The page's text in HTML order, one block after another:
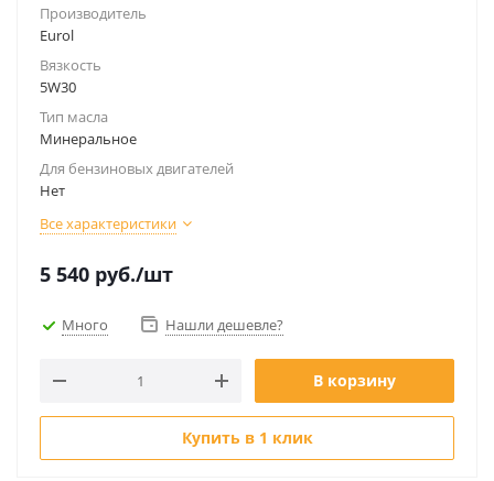
Производитель
Eurol
Вязкость
5W30
Тип масла
Минеральное
Для бензиновых двигателей
Нет
Все характеристики
5 540 руб./шт
Много Нашли дешевле?
В корзину
Купить в 1 клик